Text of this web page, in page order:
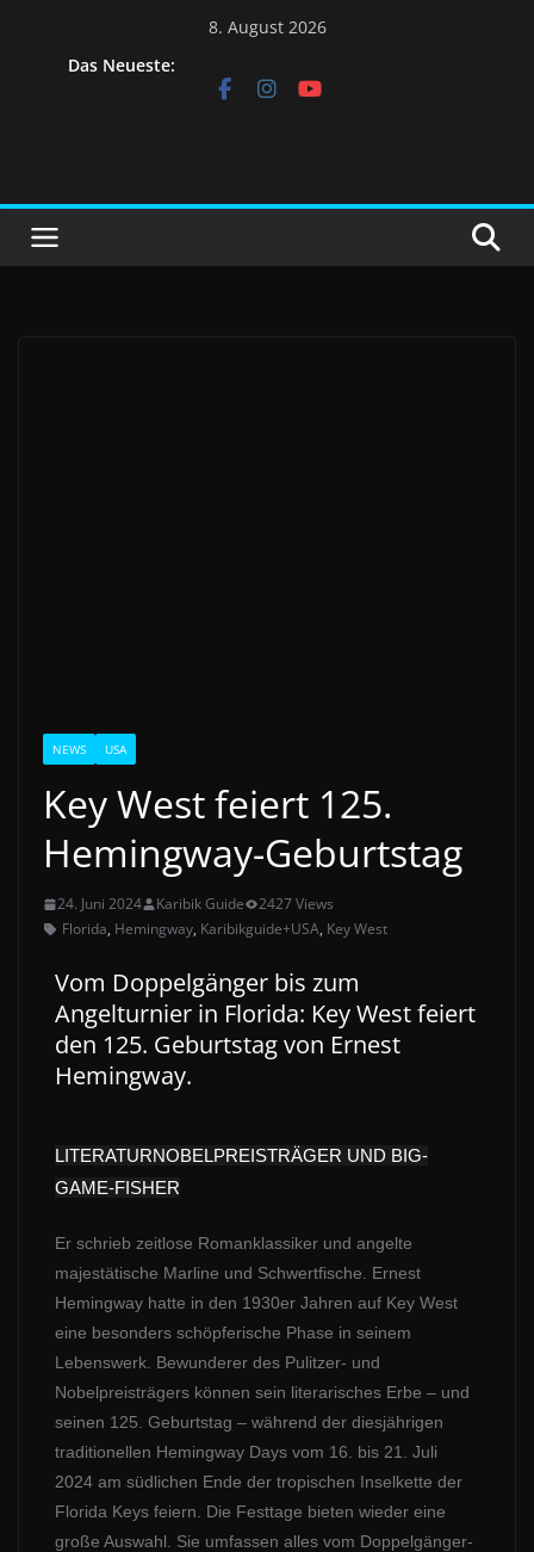
8. August 2026
Das Neueste:
NEWS USA
Key West feiert 125.
Hemingway-Geburtstag
24. Juni 2024 Karibik Guide
2427 Views
Florida, Hemingway, Karibikguide+USA, Key West
Vom Doppelgänger bis zum
Angelturnier in Florida: Key West feiert
den 125. Geburtstag von Ernest
Hemingway.
LITERATURNOBELPREISTRÄGER UND BIG-
GAME-FISHER
Er schrieb zeitlose Romanklassiker und angelte
majestätische Marline und Schwertfische. Ernest
Hemingway hatte in den 1930er Jahren auf Key West
eine besonders schöpferische Phase in seinem
Lebenswerk. Bewunderer des Pulitzer- und
Nobelpreisträgers können sein literarisches Erbe – und
seinen 125. Geburtstag – während der diesjährigen
traditionellen Hemingway Days vom 16. bis 21. Juli
2024 am südlichen Ende der tropischen Inselkette der
Florida Keys feiern. Die Festtage bieten wieder eine
große Auswahl. Sie umfassen alles vom Doppelgänger-